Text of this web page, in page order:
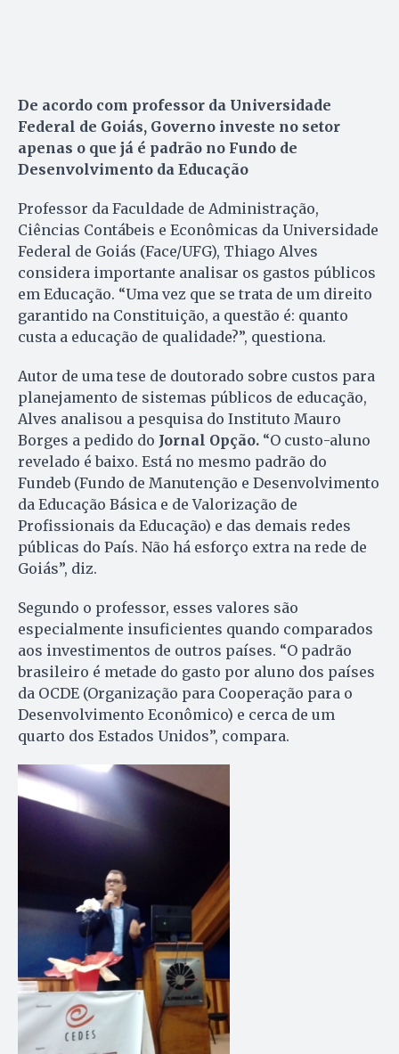
De acordo com professor da Universidade
Federal de Goiás, Governo investe no setor
apenas o que já é padrão no Fundo de
Desenvolvimento da Educação
Professor da Faculdade de Administração,
Ciências Contábeis e Econômicas da Universidade
Federal de Goiás (Face/UFG), Thiago Alves
considera importante analisar os gastos públicos
em Educação. “Uma vez que se trata de um direito
garantido na Constituição, a questão é: quanto
custa a educação de qualidade?”, questiona.
Autor de uma tese de doutorado sobre custos para
planejamento de sistemas públicos de educação,
Alves analisou a pesquisa do Instituto Mauro
Borges a pedido do Jornal Opção. “O custo-aluno
revelado é baixo. Está no mesmo padrão do
Fundeb (Fundo de Manutenção e Desenvolvimento
da Educação Básica e de Valorização de
Profissionais da Educação) e das demais redes
públicas do País. Não há esforço extra na rede de
Goiás”, diz.
Segundo o professor, esses valores são
especialmente insuficientes quando comparados
aos investimentos de outros países. “O padrão
brasileiro é metade do gasto por aluno dos países
da OCDE (Organização para Cooperação para o
Desenvolvimento Econômico) e cerca de um
quarto dos Estados Unidos”, compara.